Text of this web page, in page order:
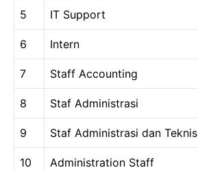
5 IT Support
6 Intern
7 Staff Accounting
8 Staf Administrasi
9 Staf Administrasi dan Teknis
10 Administration Staff